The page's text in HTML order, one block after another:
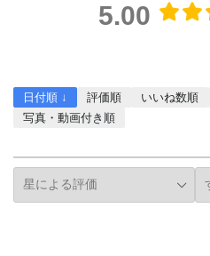
5.00
日付順 ↓ 評価順 いいね数順
写真・動画付き順